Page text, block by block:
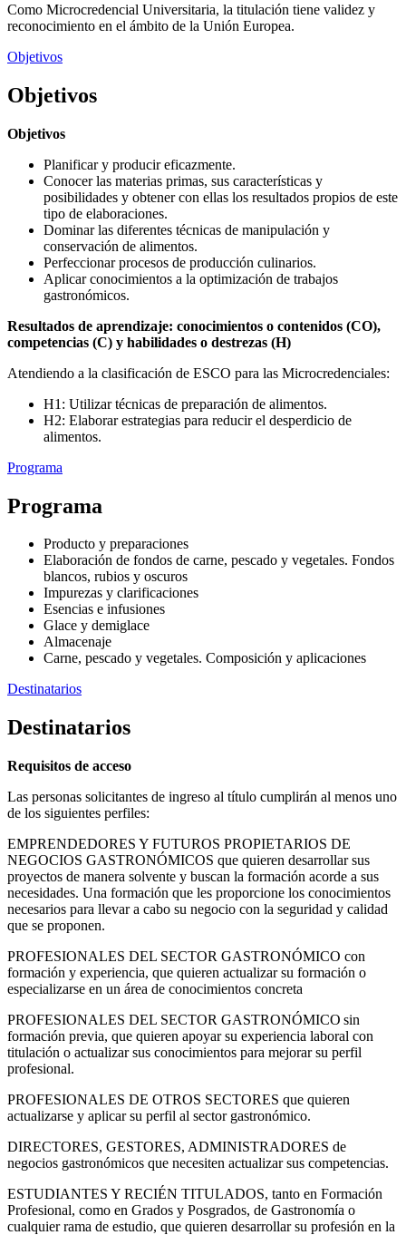
Como Microcredencial Universitaria, la titulación tiene validez y
reconocimiento en el ámbito de la Unión Europea.
Objetivos
Objetivos
Objetivos
Planificar y producir eficazmente.
Conocer las materias primas, sus características y
posibilidades y obtener con ellas los resultados propios de este
tipo de elaboraciones.
Dominar las diferentes técnicas de manipulación y
conservación de alimentos.
Perfeccionar procesos de producción culinarios.
Aplicar conocimientos a la optimización de trabajos
gastronómicos.
Resultados de aprendizaje: conocimientos o contenidos (CO),
competencias (C) y habilidades o destrezas (H)
Atendiendo a la clasificación de ESCO para las Microcredenciales:
H1: Utilizar técnicas de preparación de alimentos.
H2: Elaborar estrategias para reducir el desperdicio de
alimentos.
Programa
Programa
Producto y preparaciones
Elaboración de fondos de carne, pescado y vegetales. Fondos
blancos, rubios y oscuros
Impurezas y clarificaciones
Esencias e infusiones
Glace y demiglace
Almacenaje
Carne, pescado y vegetales. Composición y aplicaciones
Destinatarios
Destinatarios
Requisitos de acceso
Las personas solicitantes de ingreso al título cumplirán al menos uno
de los siguientes perfiles:
EMPRENDEDORES Y FUTUROS PROPIETARIOS DE
NEGOCIOS GASTRONÓMICOS que quieren desarrollar sus
proyectos de manera solvente y buscan la formación acorde a sus
necesidades. Una formación que les proporcione los conocimientos
necesarios para llevar a cabo su negocio con la seguridad y calidad
que se proponen.
PROFESIONALES DEL SECTOR GASTRONÓMICO con
formación y experiencia, que quieren actualizar su formación o
especializarse en un área de conocimientos concreta
PROFESIONALES DEL SECTOR GASTRONÓMICO sin
formación previa, que quieren apoyar su experiencia laboral con
titulación o actualizar sus conocimientos para mejorar su perfil
profesional.
PROFESIONALES DE OTROS SECTORES que quieren
actualizarse y aplicar su perfil al sector gastronómico.
DIRECTORES, GESTORES, ADMINISTRADORES de
negocios gastronómicos que necesiten actualizar sus competencias.
ESTUDIANTES Y RECIÉN TITULADOS, tanto en Formación
Profesional, como en Grados y Posgrados, de Gastronomía o
cualquier rama de estudio, que quieren desarrollar su profesión en la